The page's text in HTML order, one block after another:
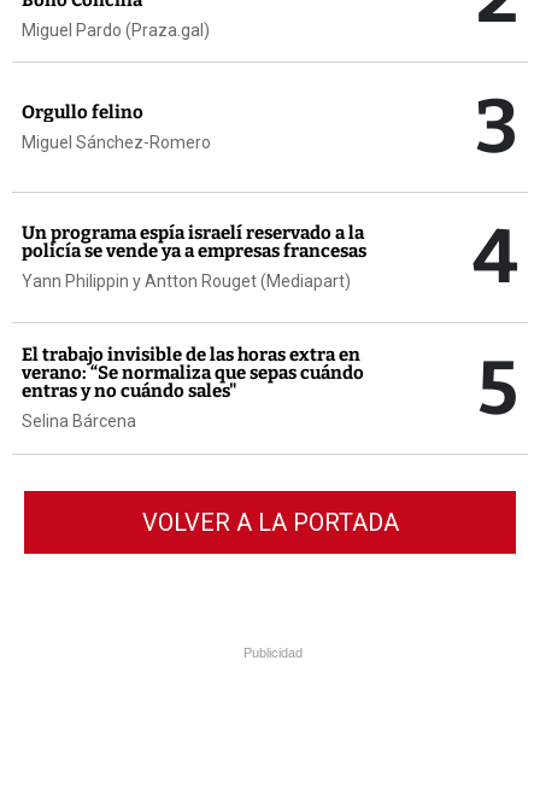
Miguel Pardo (Praza.gal)
Orgullo felino
Miguel Sánchez-Romero 3
Un programa espía israelí reservado a la
policía se vende ya a empresas francesas
Yann Philippin y Antton Rouget (Mediapart) 4
El trabajo invisible de las horas extra en
verano: “Se normaliza que sepas cuándo
entras y no cuándo sales"
Selina Bárcena 5
VOLVER A LA PORTADA
Publicidad